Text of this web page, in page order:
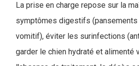
La prise en charge repose sur la
symptômes digestifs (pansements
vomitif), éviter les surinfections
garder le chien hydraté et alimenté